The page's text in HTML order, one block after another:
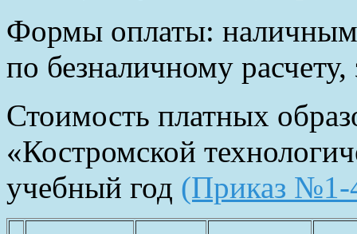
Формы оплаты:
по безналичному расчету,
Стоимость платных
«Костромской
учебный год (Приказ №1-